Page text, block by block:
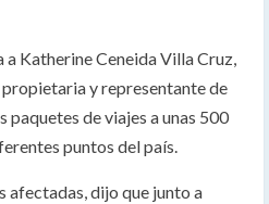
Katherine Ceneida Villa Cruz,
propietaria y representante de
paquetes de viajes a unas 500
puntos del país.
afectadas, dijo que junto a